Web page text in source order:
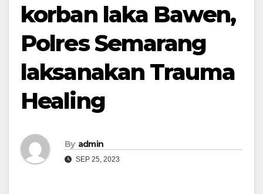
korban laka Bawen,
Polres Semarang
laksanakan Trauma
Healing
By admin
SEP 25, 2023